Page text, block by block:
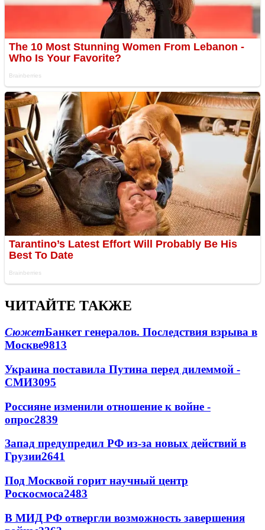
ЧИТАЙТЕ ТАКЖЕ
СюжетБанкет генералов. Последствия взрыва в
Москве9813
Украина поставила Путина перед дилеммой -
СМИ3095
Россияне изменили отношение к войне -
опрос2839
Запад предупредил РФ из-за новых действий в
Грузии2641
Под Москвой горит научный центр
Роскосмоса2483
В МИД РФ отвергли возможность завершения